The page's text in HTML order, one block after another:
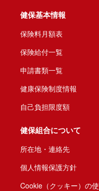
健保基本情報
保険料月額表
保険給付一覧
申請書類一覧
健康保険制度情報
自己負担限度額
健保組合について
所在地・連絡先
個人情報保護方針
Cookie（クッキー）の使